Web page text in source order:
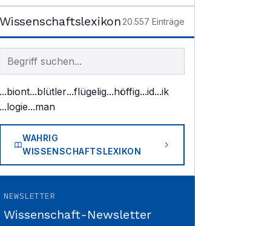
Wissenschaftslexikon 20.557 Einträge
Begriff im Lexikon suchen
...biont...blütler...flügelig...höffig...id...ik
...logie...man
WAHRIG
WISSENSCHAFTSLEXIKON
NEWSLETTER
Wissenschaft-Newsletter